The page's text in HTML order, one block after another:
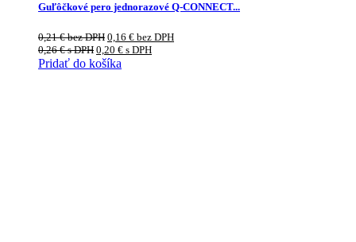
Guľôčkové pero jednorazové Q-CONNECT...
0,21€bez DPH 0,16 € bez DPH
0,26€s DPH 0,20 € s DPH
Pridať do košíka